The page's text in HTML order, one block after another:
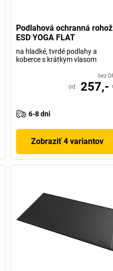
Podlahová ochranná rohož
ESD YOGA FLAT
na hladké, tvrdé podlahy a
koberce s krátkym vlasom
bez
od 257,-
6-8 dni
Zobraziť 4 variantov